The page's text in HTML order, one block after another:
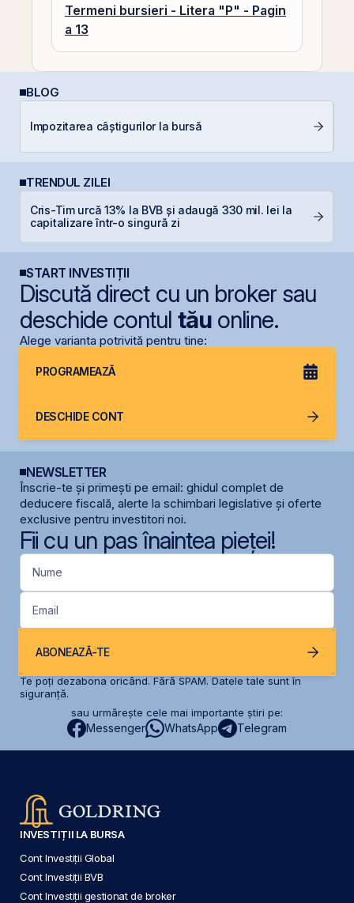
Termeni bursieri - Litera "P" - Pagin
a 13
BLOG
Impozitarea câștigurilor la bursă
TRENDUL ZILEI
Cris-Tim urcă 13% la BVB și adaugă 330 mil. lei la
capitalizare într-o singură zi
START INVESTIȚII
Discută direct cu un broker sau
deschide contul tăuonline.
Alege varianta potrivită pentru tine:
PROGRAMEAZĂ
DESCHIDE CONT
NEWSLETTER
Înscrie-te și primești pe email: ghidul complet de
deducere fiscală, alerte la schimbari legislative și oferte
exclusive pentru investitori noi.
Fii cu un pas înaintea pieței!
Nume
Email
ABONEAZĂ-TE
Te poți dezabona oricând. Fără SPAM. Datele tale sunt în
siguranță.
sau urmărește cele mai importante știri pe:
Messenger WhatsApp Telegram
INVESTIȚII LA BURSA
Cont Investiții Global
Cont Investiții BVB
Cont Investiții gestionat de broker